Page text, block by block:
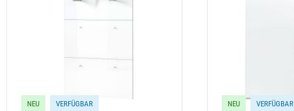
NEU VERFÜGBAR NEU VERFÜGBAR